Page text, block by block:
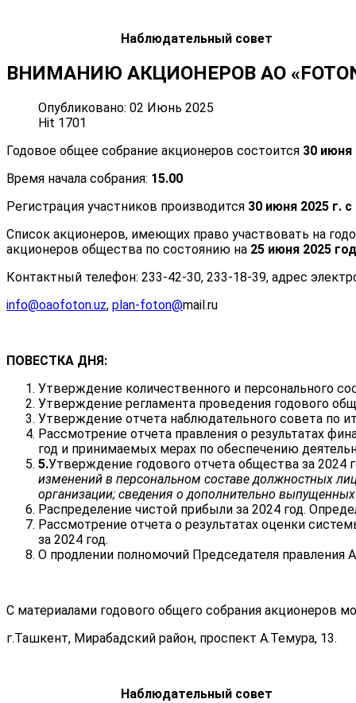
Наблюдательный совет
ВНИМАНИЮ АКЦИОНЕРОВ АО
Опубликовано: 02 Июнь 2025
Hit 1701
Годовое общее собрание акционеров состоится 30 июня
Время начала собрания: 15.00
Регистрация участников производится 30 июня 2025 г. с
Список акционеров, имеющих право участвовать на
акционеров общества по состоянию на 25 июня 2025
Контактный телефон: 233-42-30, 233-18-39, адрес
info@oaofoton.uz, plan-foton@mail.ru
ПОВЕСТКА ДНЯ:
Утверждение количественного и персонального
Утверждение регламента проведения годового
Утверждение отчета наблюдательного совета по
Рассмотрение отчета правления о результатах
год и принимаемых мерах по обеспечению
5.Утверждение годового отчета общества за 2024
изменений в персональном составе должностных
организации; сведения о дополнительно
Распределение чистой прибыли за 2024 год.
Рассмотрение отчета о результатах оценки
за 2024 год.
О продлении полномочий Председателя правления
С материалами годового общего собрания акционеров
г.Ташкент, Мирабадский район, проспект А.Темура, 13.
Наблюдательный совет